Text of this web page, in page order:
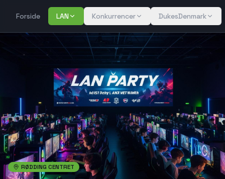
Forside LAN Konkurrencer DukesDenmark
RØDDING CENTRET